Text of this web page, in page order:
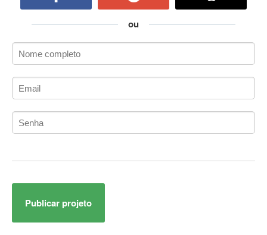
ActiveX Data Objects (ADO)
ADK
Administração Acadêmica
Administração de Artistas e Repertórios
Administração de Banco de Dados
Administração de Redes
Administrador de Sistemas
Adobe After Effects
Adobe AIR
ou
Publicar projeto